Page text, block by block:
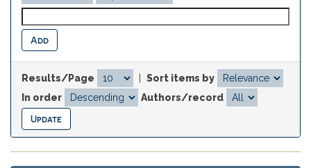
Results/Page
Sort items by
In order
Authors/record